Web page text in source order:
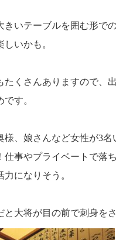
きいテーブルを囲む形で
いかも。
たくさんありますので、
す。
様、娘さんなど女性が3
仕事やプライベートで落
になりそう。
と大将が目の前で刺身を